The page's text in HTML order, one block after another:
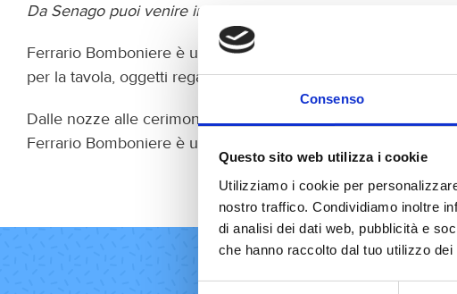
Consenso
Questo sito web utilizza i cookie
Utilizziamo i cookie per
nostro traffico. Condividiamo inoltre
di analisi dei dati web, pubblicità e
che hanno raccolto dal tuo utilizzo
Da Senago puoi venire in negozio per vedere dal vivo
Ferrario Bomboniere è una soluzione pratica per famiglie e
per la tavola, oggetti regalo, bomboniere e confettate da
Dalle nozze alle cerimonie dei bambini, fino alle lauree e
Ferrario Bomboniere è un riferimento comodo per chi parte